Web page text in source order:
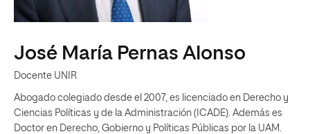
José María Pernas Alonso
Docente UNIR
Abogado colegiado desde el 2007, es licenciado en Derecho y
Ciencias Políticas y de la Administración (ICADE). Además es
Doctor en Derecho, Gobierno y Políticas Públicas por la UAM.